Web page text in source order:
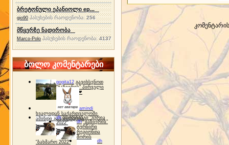
ბრეტონული ეპანიოლი ep...
gio90 პასუხების რაოდენობა:256
მწყერზე ნადირობა
Marco-Polo პასუხების რაოდენობა:4137
ბოლო კომენტარები
gogita12 გავიხსენოთ
"ბაზიერის" პირველი
ტურნირი ❤
amindi
ხვალიდან საქართველოში
ამინდი გაუარესდება
dh სპორტინგი "გურია
2022"
dh "ბაზიერის"
ტურნირი
რეგიონთა
შორის
"ბახმარო 2022"
dh